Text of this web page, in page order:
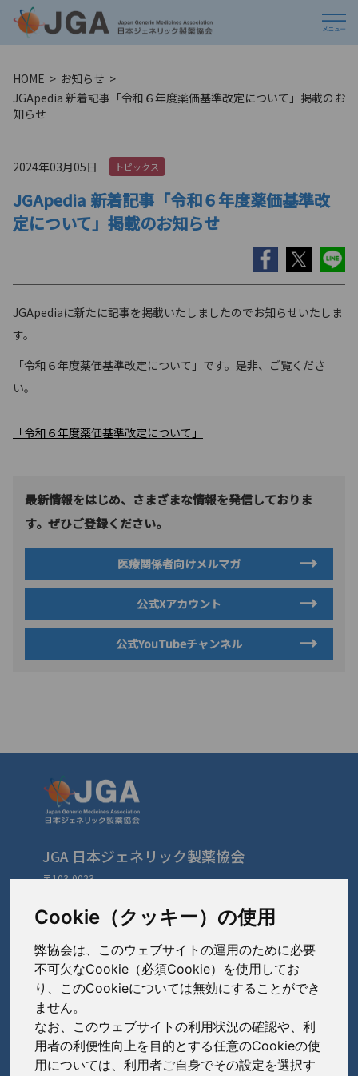
Cookie（クッキー）の使用
弊協会は、このウェブサイトの運用のために必要
不可欠なCookie（必須Cookie）を使用してお
り、このCookieについては無効にすることができ
ません。
なお、このウェブサイトの利用状況の確認や、利
用者の利便性向上を目的とする任意のCookieの使
用については、利用者ご自身でその設定を選択す
HOME
お知らせ
JGApedia 新着記事「令和６年度薬価基準改定について」掲載のお
知らせ
2024年03月05日 トピックス
JGApedia 新着記事「令和６年度薬価基準改
定について」掲載のお知らせ
JGApediaに新たに記事を掲載いたしましたのでお知らせいたしま
す。
「令和６年度薬価基準改定について」です。是非、ご覧くださ
い。
「令和６年度薬価基準改定について」
最新情報をはじめ、さまざまな情報を発信しておりま
す。ぜひご登録ください。
医療関係者向けメルマガ
公式Xアカウント
公式YouTubeチャンネル
JGA 日本ジェネリック製薬協会
〒103-0023
TEL: 03-3279-1890 / FAX: 03-3241-2978
会員会社（あ〜さ）
あゆみ製薬株式会社
岩城製薬株式会社
大蔵製薬株式会社
会員会社（た〜は）
大興製薬株式会社
ダイト株式会社
会員会社 （ま〜わ）